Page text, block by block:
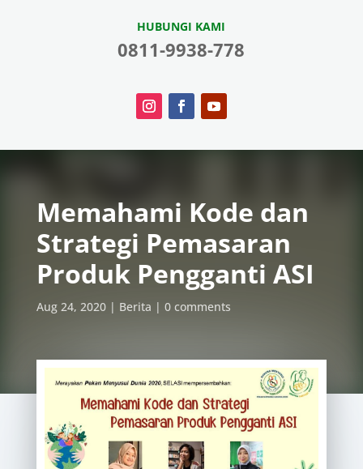
HUBUNGI KAMI
0811-9938-778
Memahami Kode dan
Strategi Pemasaran
Produk Pengganti ASI
Aug 24, 2020 Berita 0 comments